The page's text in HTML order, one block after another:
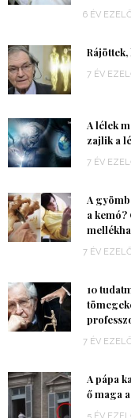
6 ÉV
7 ÉV
A lélek
zajlik a
7 ÉV
A
a kemó?
7 ÉV
10
7 ÉV
A pápa
ő maga
5 ÉV